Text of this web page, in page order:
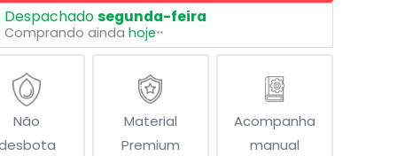
Despachadosegunda-feira
Comprando ainda hoje**
Não
Material
Premium
Acompanha
manual